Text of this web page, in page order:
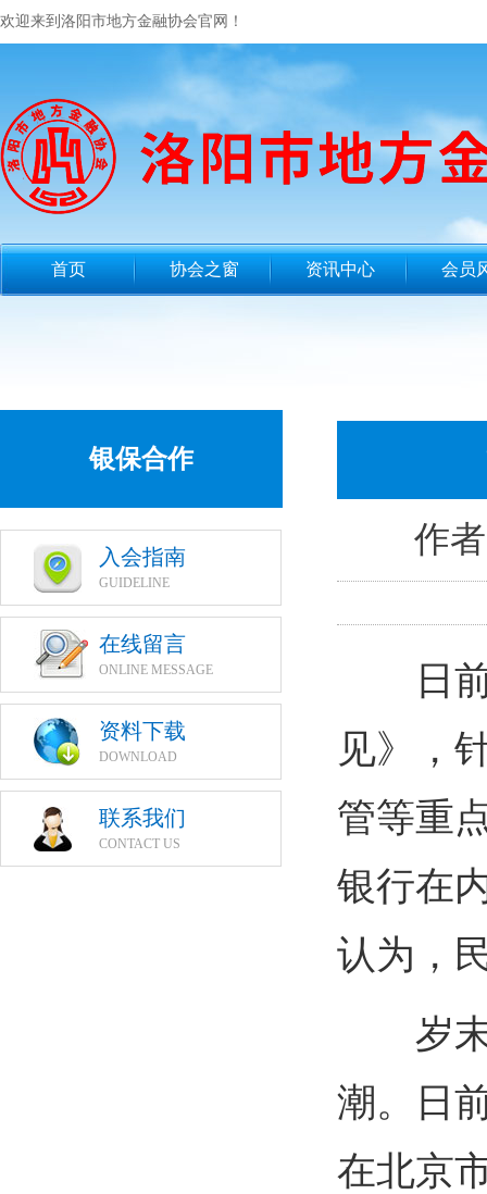
欢迎来到洛阳市地方金融协会官网！
首页 协会之窗 资讯中心 会员
银保合作
入会指南
GUIDELINE
在线留言
ONLINE MESSAGE
资料下载
DOWNLOAD
联系我们
CONTACT US
作
日前
见》，
管等重
银行在
认为，
岁末
潮。日
在北京